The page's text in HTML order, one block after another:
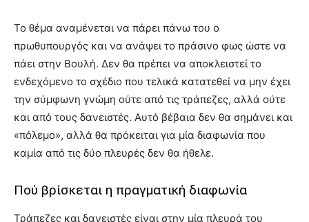
Το θέμα αναμένεται να πάρει πάνω του ο
πρωθυπουργός και να ανάψει το πράσινο φως ώστε να
πάει στην Βουλή. Δεν θα πρέπει να αποκλειστεί το
ενδεχόμενο το σχέδιο που τελικά κατατεθεί να μην έχει
την σύμφωνη γνώμη ούτε από τις τράπεζες, αλλά ούτε
και από τους δανειστές. Αυτό βέβαια δεν θα σημάνει και
«πόλεμο», αλλά θα πρόκειται για μία διαφωνία που
καμία από τις δύο πλευρές δεν θα ήθελε.
Πού βρίσκεται η πραγματική διαφωνία
Τράπεζες και δανειστές είναι στην μία πλευρά του